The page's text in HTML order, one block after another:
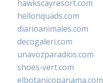
hawkscayresort.com
hellonquads.com
diarioanimales.com
decogaleri.com
unavozparadios.com
shoes-vert.com
elbotanicopanama.com